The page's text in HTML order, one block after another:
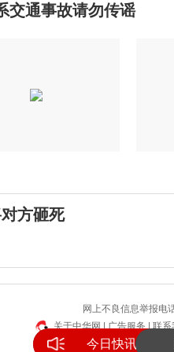
交通事故请勿传谣
方砸死
网上不良信息举报
关于中华网|广告服务|联系
今日快讯